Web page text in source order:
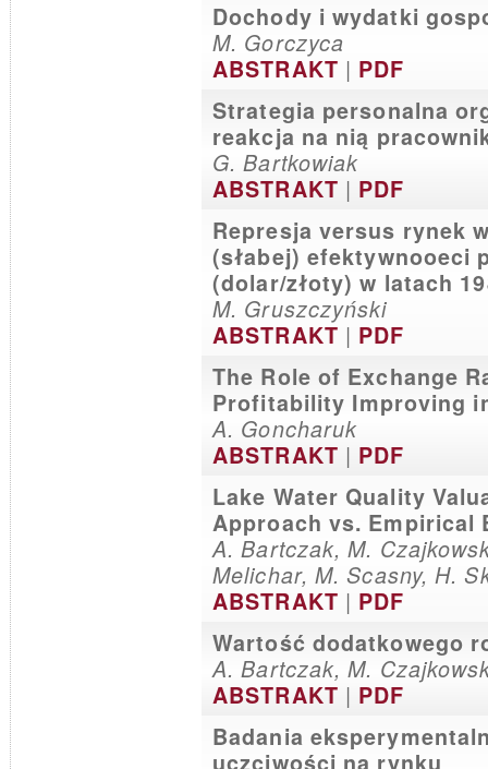
Dochody i wydatki
M. Gorczyca
ABSTRAKT | PDF
Strategia personalna
reakcja na nią
G. Bartkowiak
ABSTRAKT | PDF
Represja versus rynek
(słabej) efektywnooeci
(dolar/złoty) w latach
M. Gruszczyński
ABSTRAKT | PDF
The Role of Exchange
Profitability Improving
A. Goncharuk
ABSTRAKT | PDF
Lake Water Quality
Approach vs. Empirical
A. Bartczak, M.
Melichar, M. Scasny, H.
ABSTRAKT | PDF
Wartość dodatkowego
A. Bartczak, M.
ABSTRAKT | PDF
Badania
uczciwości na rynku